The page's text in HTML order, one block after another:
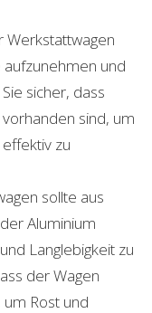
Werkstattwagen
aufzunehmen und
sicher, dass
sind, um
zu
sollte aus
Aluminium
Langlebigkeit zu
der Wagen
Rost und